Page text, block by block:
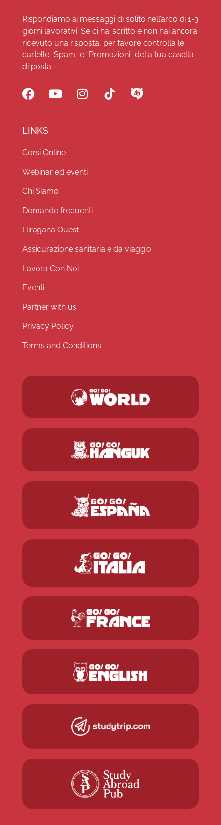
Rispondiamo ai messaggi di solito nell’arco di 1-3
giorni lavorativi. Se ci hai scritto e non hai ancora
ricevuto una risposta, per favore controlla le
cartelle “Spam” e “Promozioni” della tua casella
di posta.
LINKS
Corsi Online
Webinar ed eventi
Chi Siamo
Domande frequenti
Hiragana Quest
Assicurazione sanitaria e da viaggio
Lavora Con Noi
Eventi
Partner with us
Privacy Policy
Terms and Conditions